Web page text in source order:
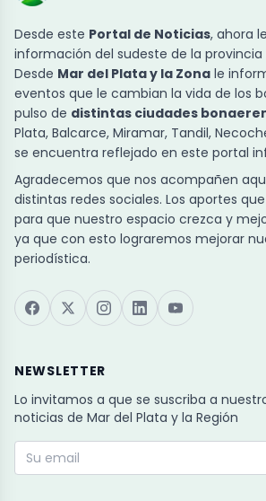
Desde este Portal de Noticias, ahora
información del sudeste de la provincia
Desde Mar del Plata y la Zona le
eventos que le cambian la vida de los
pulso de distintas ciudades
Plata, Balcarce, Miramar, Tandil,
se encuentra reflejado en este portal
Agradecemos que nos acompañen
distintas redes sociales. Los aportes
para que nuestro espacio crezca y
ya que con esto lograremos mejorar
periodística.
NEWSLETTER
Lo invitamos a que se suscriba a
noticias de Mar del Plata y la Región